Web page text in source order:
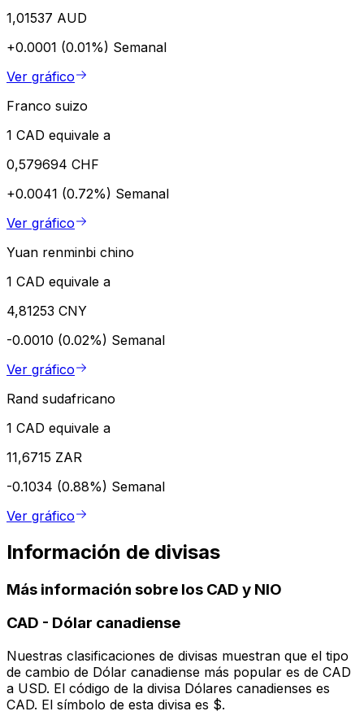
1,01537 AUD
+0.0001 (0.01%) Semanal
Ver gráfico
Franco suizo
1 CAD equivale a
0,579694 CHF
+0.0041 (0.72%) Semanal
Ver gráfico
Yuan renminbi chino
1 CAD equivale a
4,81253 CNY
-0.0010 (0.02%) Semanal
Ver gráfico
Rand sudafricano
1 CAD equivale a
11,6715 ZAR
-0.1034 (0.88%) Semanal
Ver gráfico
Información de divisas
Más información sobre los CAD y NIO
CAD - Dólar canadiense
Nuestras clasificaciones de divisas muestran que el tipo
de cambio de Dólar canadiense más popular es de CAD
a USD. El código de la divisa Dólares canadienses es
CAD. El símbolo de esta divisa es $.